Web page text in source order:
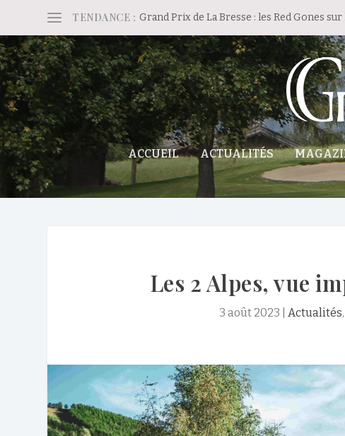
TENDANCE : Grand Prix de La Bresse : les Red Gones
ACCUEIL ACTUALITÉS
Les 2 Alpes, vue
3 août 2023 Actualités,